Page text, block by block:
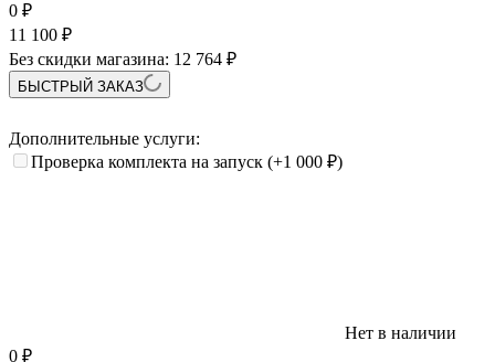
0 ₽
11 100 ₽
Без скидки магазина: 12 764 ₽
БЫСТРЫЙ ЗАКАЗ
Дополнительные услуги:
Проверка комплекта на запуск (+1 000 ₽)
Нет в наличии
0 ₽